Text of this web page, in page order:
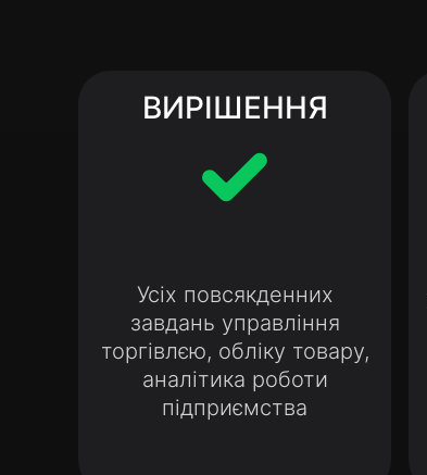
ВИРІШЕННЯ
Усіх повсякденних
завдань управління
торгівлєю, обліку товару,
аналітика роботи
підприємства